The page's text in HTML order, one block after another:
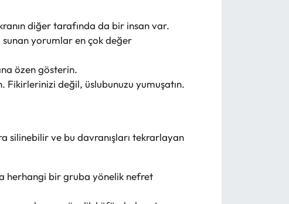
diğer tarafında da bir insan var.
sunan yorumlar en çok değer
özen gösterin.
Fikirlerinizi değil, üslubunuzu yumuşatın.
silinebilir ve bu davranışları tekrarlayan
herhangi bir gruba yönelik nefret